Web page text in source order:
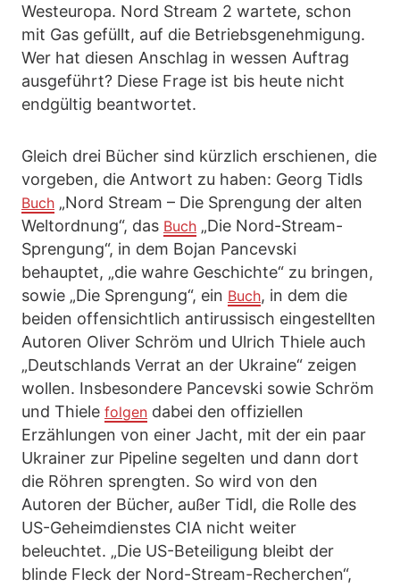
Westeuropa. Nord Stream 2 wartete, schon
mit Gas gefüllt, auf die Betriebsgenehmigung.
Wer hat diesen Anschlag in wessen Auftrag
ausgeführt? Diese Frage ist bis heute nicht
endgültig beantwortet.
Gleich drei Bücher sind kürzlich erschienen, die
vorgeben, die Antwort zu haben: Georg Tidls
Buch „Nord Stream – Die Sprengung der alten
Weltordnung“, das Buch „Die Nord-Stream-
Sprengung“, in dem Bojan Pancevski
behauptet, „die wahre Geschichte“ zu bringen,
sowie „Die Sprengung“, ein Buch, in dem die
beiden offensichtlich antirussisch eingestellten
Autoren Oliver Schröm und Ulrich Thiele auch
„Deutschlands Verrat an der Ukraine“ zeigen
wollen. Insbesondere Pancevski sowie Schröm
und Thiele folgen dabei den offiziellen
Erzählungen von einer Jacht, mit der ein paar
Ukrainer zur Pipeline segelten und dann dort
die Röhren sprengten. So wird von den
Autoren der Bücher, außer Tidl, die Rolle des
US-Geheimdienstes CIA nicht weiter
beleuchtet. „Die US-Beteiligung bleibt der
blinde Fleck der Nord-Stream-Recherchen“,